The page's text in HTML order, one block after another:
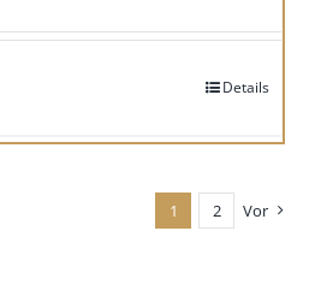
Details
1 2 Vor